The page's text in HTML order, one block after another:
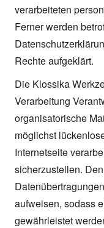
verarbeiteten
Ferner werden
Rechte aufgeklärt.
Die Klossika
Verarbeitung
organisatorische
möglichst
Internetseite
sicherzustellen.
aufweisen, sodass
gewährleistet